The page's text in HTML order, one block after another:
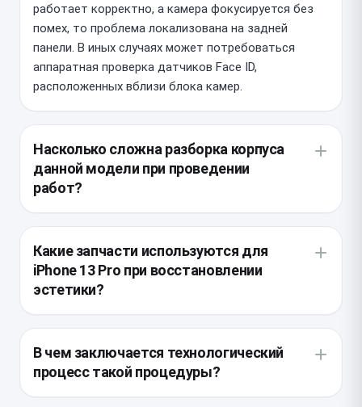
работает корректно, а камера фокусируется без
помех, то проблема локализована на задней
панели. В иных случаях может потребоваться
аппаратная проверка датчиков Face ID,
расположенных вблизи блока камер.
Насколько сложна разборка корпуса
данной модели при проведении
работ?
использования лазерной установки для удаления
старого клея. Из-за плотной компоновки шлейфов
внутри, мастер должен действовать с особой
точностью, чтобы не повредить индукционную
Какие запчасти используются для
iPhone 13 Pro при восстановлении
эстетики?
прозрачности линз камеры. Важно использовать
именно те версии компонентов, которые
соответствуют заводской геометрии корпуса,
В чем заключается технологический
процесс такой процедуры?